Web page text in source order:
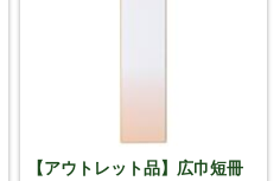
【アウトレット品】広巾短冊